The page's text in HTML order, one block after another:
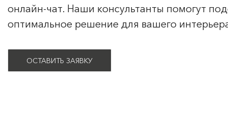
онлайн-чат. Наши консультанты помогут
оптимальное решение для вашего
ОСТАВИТЬ ЗАЯВКУ